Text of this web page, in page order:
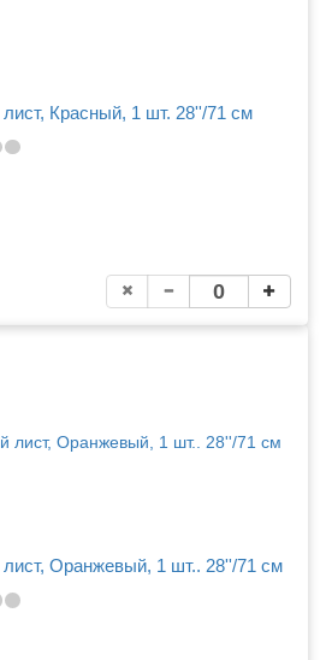
Красный, 1 шт. 28''/71 см
Оранжевый, 1 шт.. 28''/71 см